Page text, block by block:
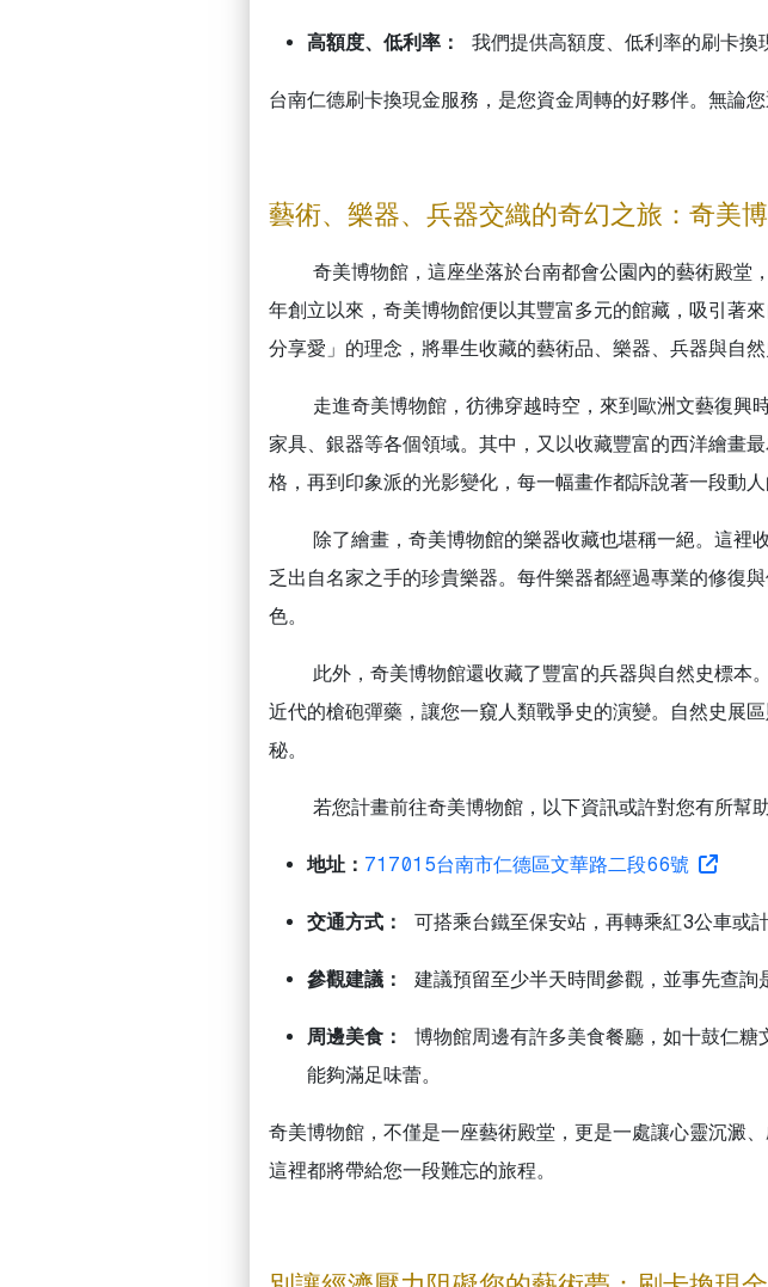
高額度、低利率： 我們提供高額度、低利率的刷卡換
台南仁德刷卡換現金服務，是您資金周轉的好夥伴。無論
藝術、樂器、兵器交織的奇幻之旅：奇美
奇美博物館，這座坐落於台南都會公園內的藝術殿
年創立以來，奇美博物館便以其豐富多元的館藏，吸引著
分享愛」的理念，將畢生收藏的藝術品、樂器、兵器與自然
走進奇美博物館，彷彿穿越時空，來到歐洲文藝復興
家具、銀器等各個領域。其中，又以收藏豐富的西洋繪畫
格，再到印象派的光影變化，每一幅畫作都訴說著一段動人
除了繪畫，奇美博物館的樂器收藏也堪稱一絕。這裡
乏出自名家之手的珍貴樂器。每件樂器都經過專業的修復
色。
此外，奇美博物館還收藏了豐富的兵器與自然史標本
近代的槍砲彈藥，讓您一窺人類戰爭史的演變。自然史展
秘。
若您計畫前往奇美博物館，以下資訊或許對您有所幫助
地址： 717015台南市仁德區文華路二段66號
交通方式： 可搭乘台鐵至保安站，再轉乘紅3公車或
參觀建議： 建議預留至少半天時間參觀，並事先查詢
周邊美食：
博物館周邊有許多美食餐廳，如十鼓仁
能夠滿足味蕾。
奇美博物館，不僅是一座藝術殿堂，更是一處讓心靈沉澱
這裡都將帶給您一段難忘的旅程。